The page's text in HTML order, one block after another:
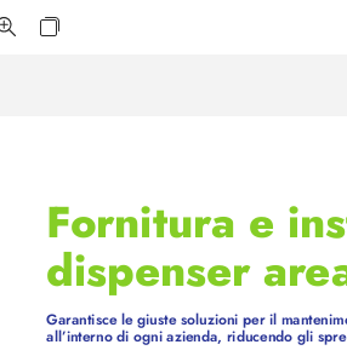
Garantisce le giuste soluzioni per il
all’interno di ogni azienda, riducendo gli
Fornitura e
dispenser ar